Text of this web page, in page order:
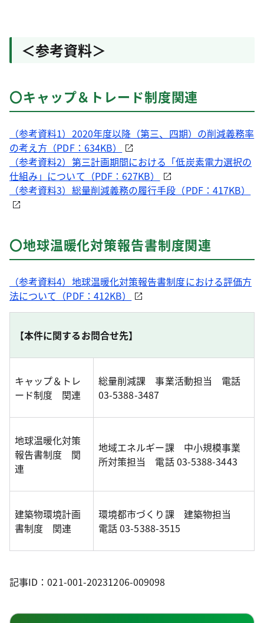
＜参考資料＞
〇キャップ＆トレード制度関連
（参考資料1）2020年度以降（第三、四期）の削減義務率
の考え方（PDF：634KB）
（参考資料2）第三計画期間における「低炭素電力選択の
仕組み」について（PDF：627KB）
（参考資料3）総量削減義務の履行手段（PDF：417KB）
〇地球温暖化対策報告書制度関連
（参考資料4）地球温暖化対策報告書制度における評価方
法について（PDF：412KB）
【本件に関するお問合せ先】
キャップ＆トレ
ード制度 関連
総量削減課 事業活動担当 電話
03-5388-3487
地球温暖化対策
報告書制度 関
連
地域エネルギー課 中小規模事業
所対策担当 電話 03-5388-3443
建築物環境計画
書制度 関連
環境都市づくり課 建築物担当
電話 03-5388-3515
記事ID：021-001-20231206-009098